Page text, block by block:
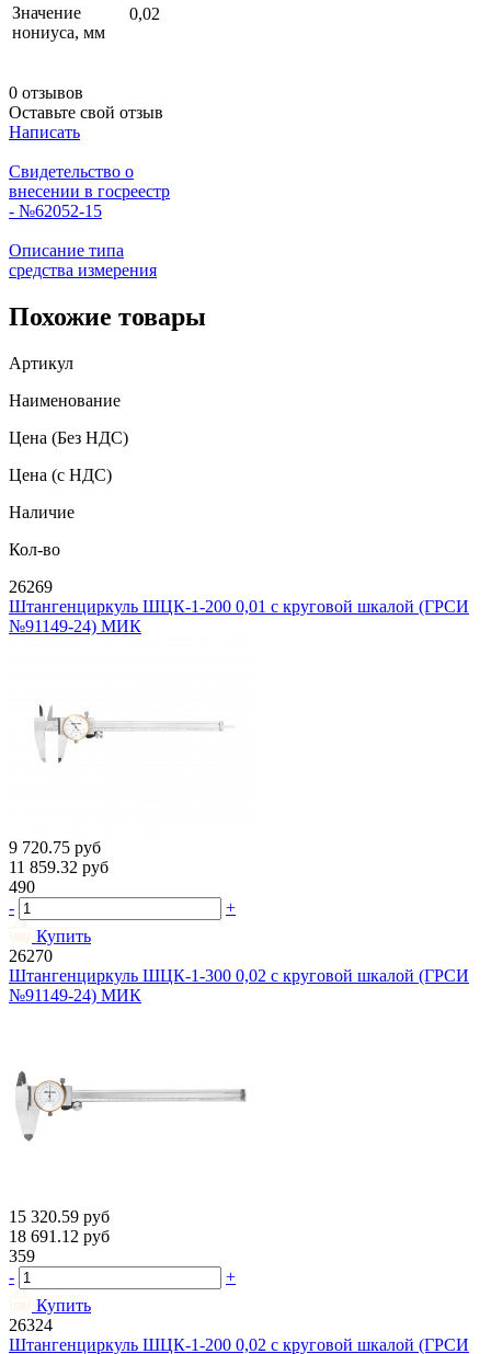
Значение
нониуса, мм
0,02
0 отзывов
Оставьте свой отзыв
Написать
Свидетельство о
внесении в госреестр
- №62052-15
Описание типа
средства измерения
Похожие товары
Артикул
Наименование
Цена (Без НДС)
Цена (с НДС)
Наличие
Кол-во
26269
Штангенциркуль ШЦК-1-200 0,01 с круговой шкалой (ГРСИ
№91149-24) МИК
9 720.75 руб
11 859.32 руб
490
-
+
Купить
26270
Штангенциркуль ШЦК-1-300 0,02 с круговой шкалой (ГРСИ
№91149-24) МИК
15 320.59 руб
18 691.12 руб
359
-
+
Купить
26324
Штангенциркуль ШЦК-1-200 0,02 с круговой шкалой (ГРСИ